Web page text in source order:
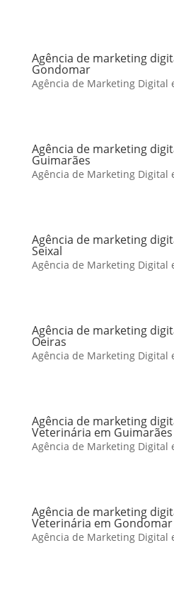
Agência de marketing
Gondomar
Agência de Marketing Digital
Agência de marketing
Guimarães
Agência de Marketing Digital
Agência de marketing
Seixal
Agência de Marketing Digital
Agência de marketing
Oeiras
Agência de Marketing Digital
Agência de marketing
Veterinária em Guimarães
Agência de Marketing Digital
Agência de marketing
Veterinária em Gondomar
Agência de Marketing Digital